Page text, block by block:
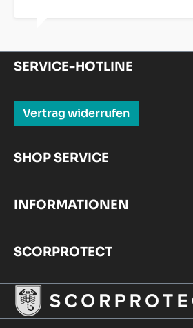
SERVICE-HOTLINE
Vertrag widerrufen
SHOP SERVICE
INFORMATIONEN
SCORPROTECT